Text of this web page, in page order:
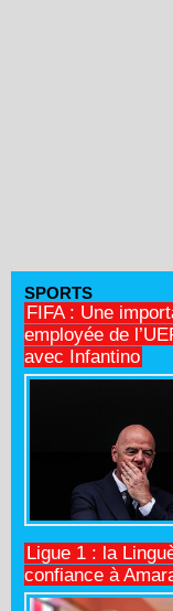
SPORTS
FIFA : Une
employée de
avec Infantino
Ligue 1 : la
confiance à